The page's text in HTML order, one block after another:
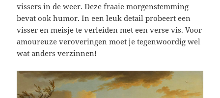
vissers in de weer. Deze fraaie morgenstemming
bevat ook humor. In een leuk detail probeert een
visser en meisje te verleiden met een verse vis. Voor
amoureuze veroveringen moet je tegenwoordig wel
wat anders verzinnen!